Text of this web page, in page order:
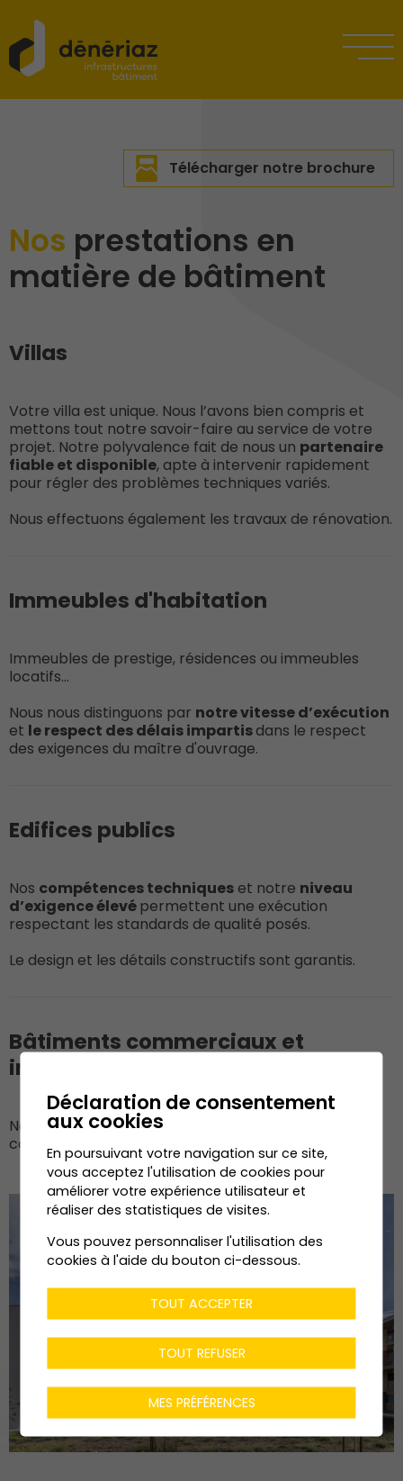
Télécharger notre brochure
Nos prestations en
matière de bâtiment
Villas
Votre villa est unique. Nous l’avons bien compris et
mettons tout notre savoir-faire au service de votre
projet. Notre polyvalence fait de nous un partenaire
fiable et disponible, apte à intervenir rapidement
pour régler des problèmes techniques variés.
Nous effectuons également les travaux de rénovation.
Immeubles d'habitation
Immeubles de prestige, résidences ou immeubles
locatifs...
Nous nous distinguons par notre vitesse d’exécution
et le respect des délais impartisdans le respect
des exigences du maître d'ouvrage.
Edifices publics
Nos compétences techniques et notre niveau
d’exigence élevépermettent une exécution
respectant les standards de qualité posés.
Le design et les détails constructifs sont garantis.
Bâtiments commerciaux et
industriels
Nous offrons un rapport qualité-prix défiant toute
concurrence.
Déclaration de consentement
aux cookies
En poursuivant votre navigation sur ce site,
vous acceptez l'utilisation de cookies pour
améliorer votre expérience utilisateur et
réaliser des statistiques de visites.
Vous pouvez personnaliser l'utilisation des
cookies à l'aide du bouton ci-dessous.
TOUT ACCEPTER
TOUT REFUSER
MES PRÉFÉRENCES